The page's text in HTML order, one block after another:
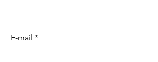
E-mail